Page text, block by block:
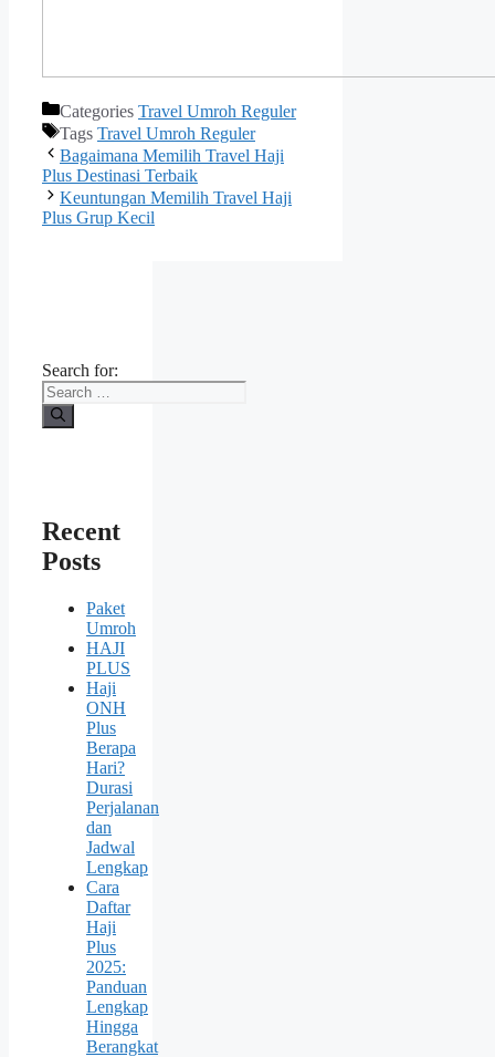
Categories Travel Umroh Reguler
Tags Travel Umroh Reguler
Bagaimana Memilih Travel Haji
Plus Destinasi Terbaik
Keuntungan Memilih Travel Haji
Plus Grup Kecil
Search for:
Recent
Posts
Paket
Umroh
HAJI
PLUS
Haji
ONH
Plus
Berapa
Hari?
Durasi
Perjalanan
dan
Jadwal
Lengkap
Cara
Daftar
Haji
Plus
2025:
Panduan
Lengkap
Hingga
Berangkat